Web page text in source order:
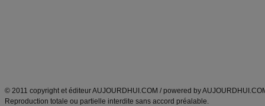
© 2011 copyright et éditeur AUJOURDHUI.COM / powered by
Reproduction totale ou partielle interdite sans accord préalable.